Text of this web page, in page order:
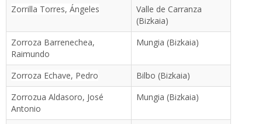
Zorrilla Torres, Ángeles
Valle de Carranza
(Bizkaia)
Zorroza Barrenechea,
Raimundo
Mungia (Bizkaia)
Zorroza Echave, Pedro
Bilbo (Bizkaia)
Zorrozua Aldasoro, José
Antonio
Mungia (Bizkaia)